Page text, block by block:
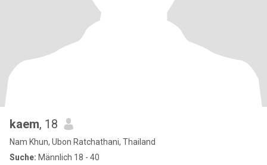
kaem, 18
Nam Khun, Ubon Ratchathani, Thailand
Suche: Männlich 18 - 40